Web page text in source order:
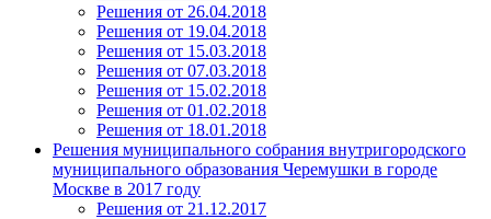
Решения от 26.04.2018
Решения от 19.04.2018
Решения от 15.03.2018
Решения от 07.03.2018
Решения от 15.02.2018
Решения от 01.02.2018
Решения от 18.01.2018
Решения муниципального собрания внутригородского
муниципального образования Черемушки в городе
Москве в 2017 году
Решения от 21.12.2017